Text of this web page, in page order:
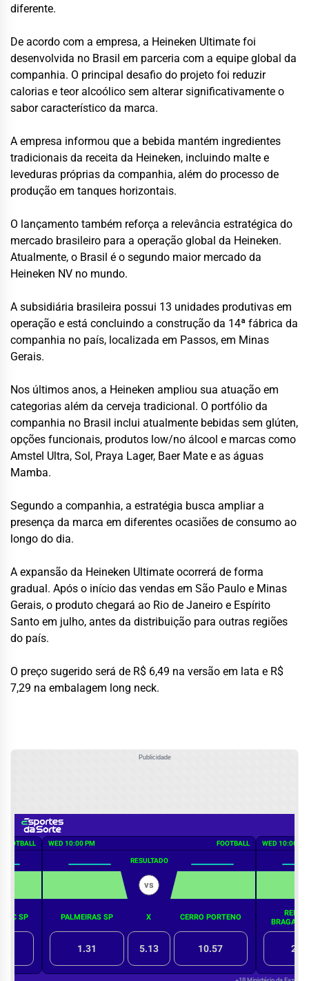
diferente.
De acordo com a empresa, a Heineken Ultimate foi
desenvolvida no Brasil em parceria com a equipe global da
companhia. O principal desafio do projeto foi reduzir
calorias e teor alcoólico sem alterar significativamente o
sabor característico da marca.
A empresa informou que a bebida mantém ingredientes
tradicionais da receita da Heineken, incluindo malte e
leveduras próprias da companhia, além do processo de
produção em tanques horizontais.
O lançamento também reforça a relevância estratégica do
mercado brasileiro para a operação global da Heineken.
Atualmente, o Brasil é o segundo maior mercado da
Heineken NV no mundo.
A subsidiária brasileira possui 13 unidades produtivas em
operação e está concluindo a construção da 14ª fábrica da
companhia no país, localizada em Passos, em Minas
Gerais.
Nos últimos anos, a Heineken ampliou sua atuação em
categorias além da cerveja tradicional. O portfólio da
companhia no Brasil inclui atualmente bebidas sem glúten,
opções funcionais, produtos low/no álcool e marcas como
Amstel Ultra, Sol, Praya Lager, Baer Mate e as águas
Mamba.
Segundo a companhia, a estratégia busca ampliar a
presença da marca em diferentes ocasiões de consumo ao
longo do dia.
A expansão da Heineken Ultimate ocorrerá de forma
gradual. Após o início das vendas em São Paulo e Minas
Gerais, o produto chegará ao Rio de Janeiro e Espírito
Santo em julho, antes da distribuição para outras regiões
do país.
O preço sugerido será de R$ 6,49 na versão em lata e R$
7,29 na embalagem long neck.
Publicidade